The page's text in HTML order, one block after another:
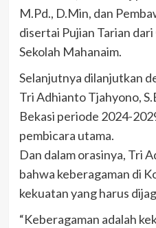
M.Pd., D.Min, dan
disertai Pujian Tarian
Sekolah Mahanaim.
Selanjutnya dilanjutkan
Tri Adhianto Tjahyono,
Bekasi periode 2024-
pembicara utama.
Dan dalam orasinya, Tri
bahwa keberagaman di
kekuatan yang harus
“Keberagaman adalah